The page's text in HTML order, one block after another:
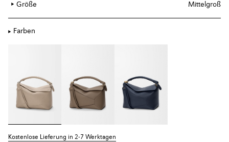
Größe Mittelgroß
Farben
Kostenlose Lieferung in 2-7 Werktagen